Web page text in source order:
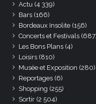
Actu (4 339)
Bars (166)
Bordeaux Insolite (156)
Concerts et Festivals
Les Bons Plans (4)
Loisirs (810)
Musée et Exposition (280)
Reportages (6)
Shopping (255)
Sortir (2 504)